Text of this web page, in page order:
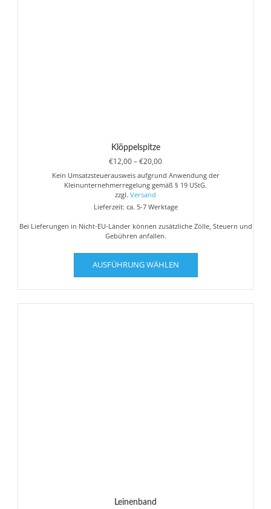
Klöppelspitze
€12,00–€20,00Preisspanne:
€12,00
bis
Kein Umsatzsteuerausweis aufgrund Anwendung der
Kleinunternehmerregelung gemäß § 19 UStG.
zzgl. Versand
Lieferzeit: ca. 5-7 Werktage
Bei Lieferungen in Nicht-EU-Länder können zusätzliche Zölle, Steuern und
Gebühren anfallen.
AUSFÜHRUNG WÄHLEN
Dieses
weist
mehrere
Varianten
Leinenband